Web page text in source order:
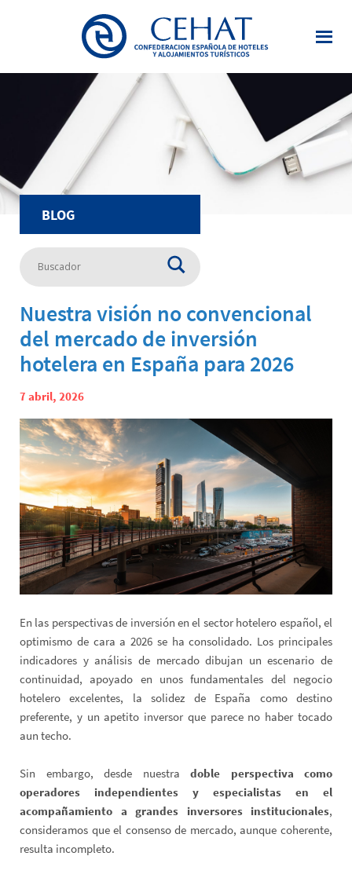
BLOG
Nuestra visión no convencional
del mercado de inversión
hotelera en España para 2026
7 abril, 2026
En las perspectivas de inversión en el sector hotelero español, el
optimismo de cara a 2026 se ha consolidado. Los principales
indicadores y análisis de mercado dibujan un escenario de
continuidad, apoyado en unos fundamentales del negocio
hotelero excelentes, la solidez de España como destino
preferente, y un apetito inversor que parece no haber tocado
aun techo.
Sin embargo, desde nuestra doble perspectiva como
operadores independientes y especialistas en el
acompañamiento a grandes inversores institucionales,
consideramos que el consenso de mercado, aunque coherente,
resulta incompleto.